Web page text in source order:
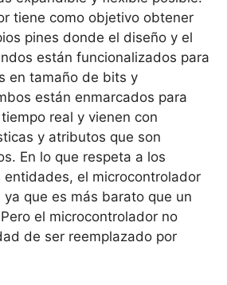
tiene como objetivo obtener
pines donde el diseño y el
están funcionalizados para
en tamaño de bits y
están enmarcados para
real y vienen con
y atributos que son
En lo que respeta a los
entidades, el microcontrolador
que es más barato que un
el microcontrolador no
de ser reemplazado por